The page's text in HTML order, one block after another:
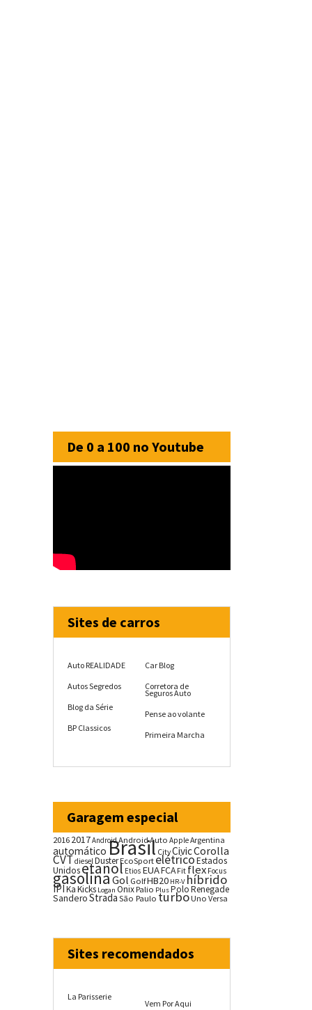
De 0 a 100 no Youtube
Sites de carros
Auto REALIDADE
Autos Segredos
Blog da Série
BP Classicos
Car Blog
Corretora de
Seguros Auto
Pense ao volante
Primeira Marcha
Garagem especial
20162017AndroidAndroid Auto AppleArgentina
automáticoBrasil CityCivicCorolla
CVTdieselDusterEcoSportelétricoEstados
Unidosetanol Etios EUAFCA Fit flex Focus
gasolina Gol GolfHB20 HR-V híbrido
IPIKaKicks Logan OnixPalio PlusPoloRenegade
SanderoStrada São Paulo turboUno Versa
Sites recomendados
La Parisserie
Vem Por Aqui